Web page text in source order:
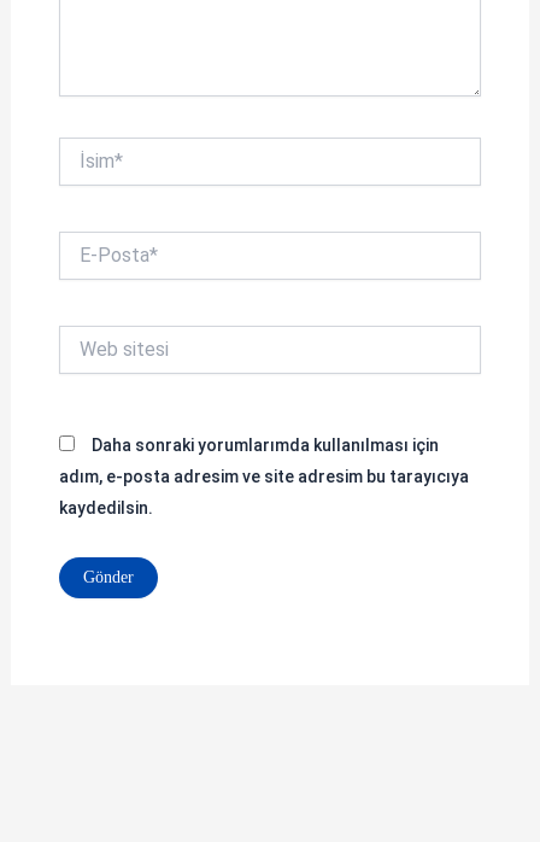
İsim*
Posta*
sitesi
Daha sonraki yorumlarımda kullanılması için
adım, e-posta adresim ve site adresim bu tarayıcıya
kaydedilsin.